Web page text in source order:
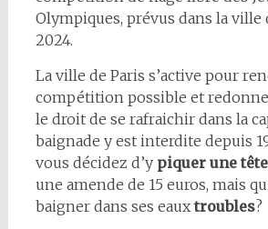
Olympiques, prévus dans la ville
2024.
La ville de Paris s’active pour
compétition possible et
le droit de se rafraichir dans la
baignade y est interdite depuis
vous décidez d’y piquer une tête
une amende de 15 euros, mais
baigner dans ses eauxtroubles?